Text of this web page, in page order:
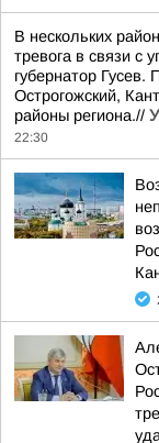
В нескольких
тревога в связи с
губернатор Гусев.
Острогожский,
районы региона.//
22:30